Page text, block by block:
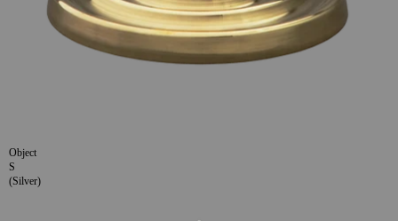
Object
S
(Silver)